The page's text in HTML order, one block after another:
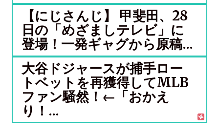
【にじさんじ】 甲斐田、28
日の「めざましテレビ」に
登場！一発ギャグから原稿...
大谷ドジャースが捕手ロー
トベットを再獲得してMLB
ファン騒然！←「おかえ
り！...